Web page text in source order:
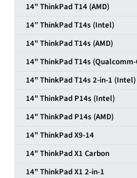
14" ThinkPad T14 (AMD)
14″ ThinkPad T14s (Intel)
14" ThinkPad T14s (AMD)
14" ThinkPad T14s (Qualcomm-
14" ThinkPad T14s 2-in-1 (Intel)
14" ThinkPad P14s (Intel)
14" ThinkPad P14s (AMD)
14" ThinkPad X9-14
14" ThinkPad X1 Carbon
14" ThinkPad X1 2-in-1